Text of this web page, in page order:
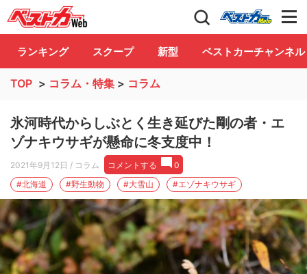
自動車情報誌「ベストカー」 Club
ランキング スクープ 新型 ベストカーチャンネル
TOP > コラム・特集 > コラム
氷河時代からしぶとく生き延びた剛の者・エ
ゾナキウサギが懸命に冬支度中！
2021年9月12日 / コラム コメントする
0
#北海道
#野生動物 #大雪山 #エゾナキウサギ